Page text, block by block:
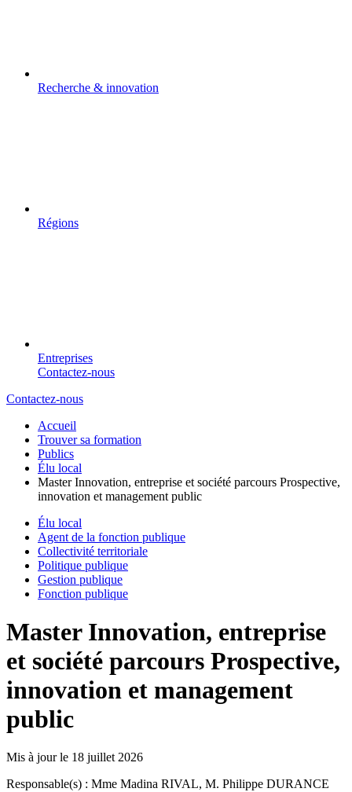
Recherche & innovation
Régions
Entreprises
Contactez-nous
Contactez-nous
Accueil
Trouver sa formation
Publics
Élu local
Master Innovation, entreprise et société parcours Prospective,
innovation et management public
Élu local
Agent de la fonction publique
Collectivité territoriale
Politique publique
Gestion publique
Fonction publique
Master Innovation, entreprise
et société parcours Prospective,
innovation et management
public
Mis à jour le 18 juillet 2026
Responsable(s) : Mme Madina RIVAL, M. Philippe DURANCE